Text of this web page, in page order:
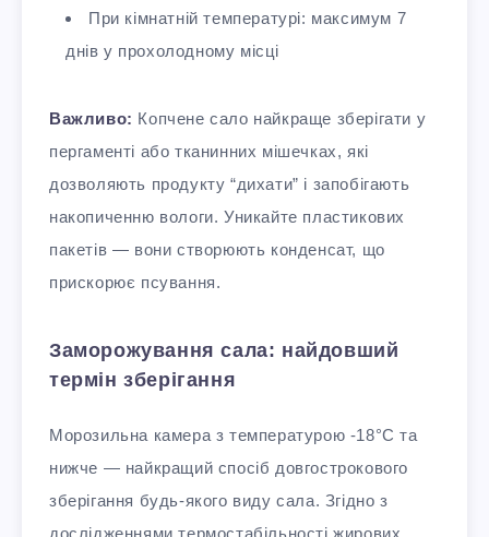
При кімнатній температурі: максимум 7
днів у прохолодному місці
Важливо: Копчене сало найкраще зберігати у
пергаменті або тканинних мішечках, які
дозволяють продукту “дихати” і запобігають
накопиченню вологи. Уникайте пластикових
пакетів — вони створюють конденсат, що
прискорює псування.
Заморожування сала: найдовший
термін зберігання
Морозильна камера з температурою -18°C та
нижче — найкращий спосіб довгострокового
зберігання будь-якого виду сала. Згідно з
дослідженнями термостабільності жирових